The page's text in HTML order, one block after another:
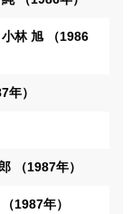
小林 旭 （1986
年）
（1987年）
1987年）